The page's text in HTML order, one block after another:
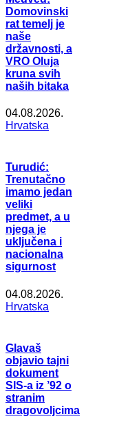
Domovinski
rat temelj je
naše
državnosti, a
VRO Oluja
kruna svih
naših bitaka
04.08.2026.
Hrvatska
Turudić:
Trenutačno
imamo jedan
veliki
predmet, a u
njega je
uključena i
nacionalna
sigurnost
04.08.2026.
Hrvatska
Glavaš
objavio tajni
dokument
SIS-a iz ’92 o
stranim
dragovoljcima